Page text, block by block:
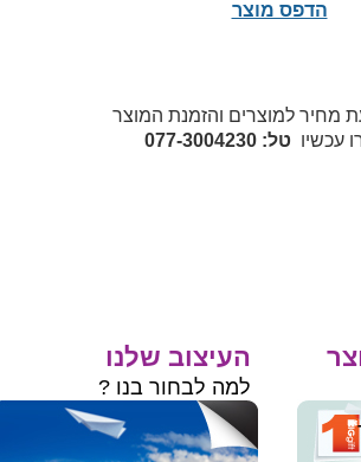
הדפס מוצר
מחיר למוצרים והזמנת המוצר
עכשיו טל: 077-3004230
העיצוב שלנו
למה לבחור בנו ?